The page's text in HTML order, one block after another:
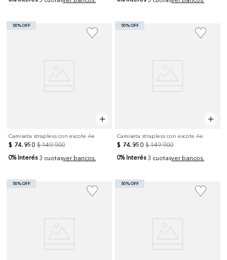
50% OFF
Camiseta strapless con escote Ae
$ 74. 950 $ 149.900
0% Interés 3 cuotasver bancos.
50% OFF
Camiseta strapless con escote Ae
$ 74. 950 $ 149.900
0% Interés 3 cuotasver bancos.
50% OFF 50% OFF